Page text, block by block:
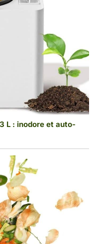
L : inodore et auto-